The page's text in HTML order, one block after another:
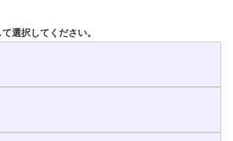
選択してください。